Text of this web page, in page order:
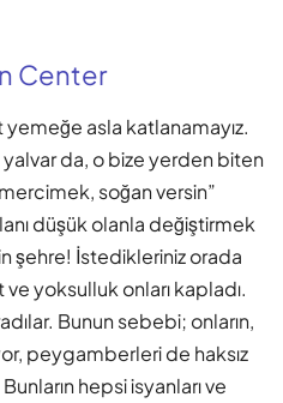
Center
yemeğe asla katlanamayız.
da, o bize yerden biten
soğan versin”
düşük olanla değiştirmek
şehre! İstedikleriniz orada
yoksulluk onları kapladı.
Bunun sebebi; onların,
peygamberleri de haksız
hepsi isyanları ve